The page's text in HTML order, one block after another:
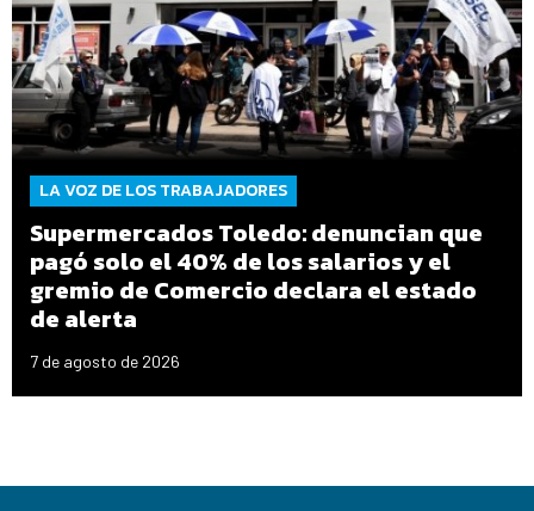
LA VOZ DE LOS TRABAJADORES
Supermercados Toledo: denuncian que
pagó solo el 40% de los salarios y el
gremio de Comercio declara el estado
de alerta
7 de agosto de 2026